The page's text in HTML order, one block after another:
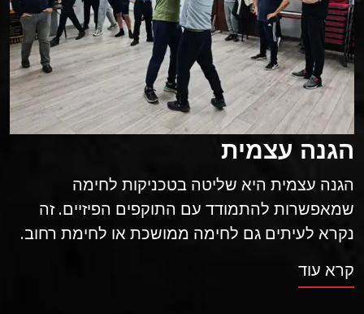
הגנה עצמית
הגנה עצמית היא שליטה בטכניקות לחימה
שמאפשרות להתמודד עם התוקפים הפיזיים. זה
נקרא לעיתים גם לחימה ממושכת או לחימת רחוב.
קרא עוד